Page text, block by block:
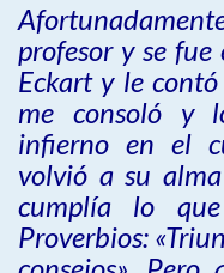
profesor y se
Eckart y le
me consoló y
infierno en el
volvió a su
cumplía lo
Proverbios: